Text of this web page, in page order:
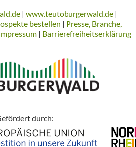
| www.teutoburgerwald.de |
bestellen | Presse, Branche,
| Barrierefreiheitserklärung
durch: